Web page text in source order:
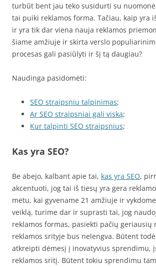
turbūt bent jau teko susidurti su
tai puiki reklamos forma. Tačiau, kaip yra
ir yra tik dar viena nauja reklamos
šiame amžiuje ir skirta verslo
procesas gali pasiūlyti ir šį tą daugiau?
Naudinga pasidomėti:
SEO straipsniu talpinimas;
Ar SEO straipsniai gali viską;
Kur talpinti SEO straipsnius;
Kas yra SEO?
Be abejo, kalbant apie tai, kas yra SEO,
akcentuoti, jog tai iš tiesų yra gera
metu, kai gyvename 21 amžiuje ir
veiklą, turime dar ir suprasti tai, jog
reklamos formas, pasiekti pačių geriausių
reklamos srityje bus nelengva. Būtent
atkreipti dėmesį į inovatyvius sprendimu,
reklamos sritį. Būtent tokiu sprendimu